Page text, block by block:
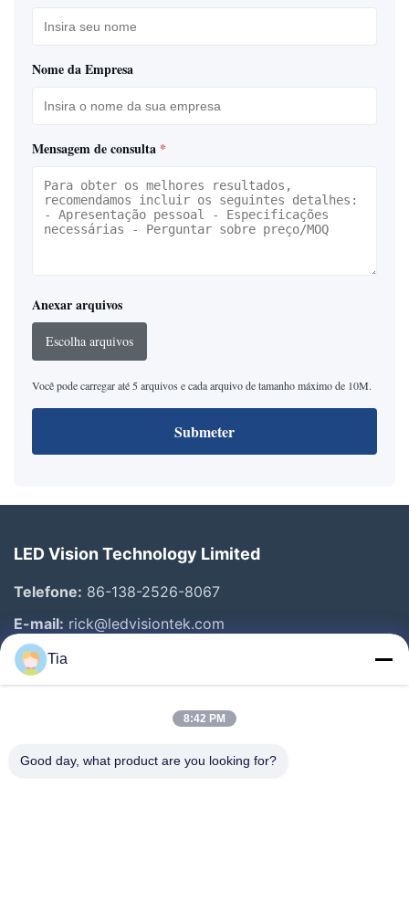
Nome da Empresa
Mensagem de consulta *
Anexar arquivos
Escolha arquivos
Você pode carregar até 5 arquivos e cada arquivo de tamanho máximo de 10M.
Submeter
LED Vision Technology Limited
Telefone: 86-138-2526-8067
E-mail: rick@ledvisiontek.com
Links Rápidos
Produtos
Tia
8:42 PM
Good day, what product are you looking for?